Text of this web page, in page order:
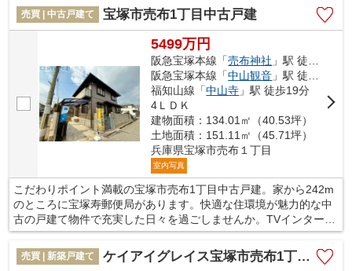
社では豊富な不動産情報をご用意して、お客様をお待ちしており
ます。皆様がより良い暮らしを送れるような不動産を紹介いたし
ますので、ぜひご利用ください。
売買 | 中古戸建て 宝塚市売布1丁目中古戸建
5499万円
阪急宝塚本線「売布神社 」駅 徒歩7分
阪急宝塚本線「中山観音 」駅 徒歩14分
福知山線「中山寺 」駅 徒歩19分
4ＬＤＫ
建物面積：134.01㎡（40.53坪）
土地面積：151.11㎡（45.71坪）
兵庫県宝塚市売布１丁目
室内写真
こだわりポイント満載の宝塚市売布1丁目中古戸建。家から242m
のところに宝塚寿郵便局があります。快適な住環境が魅力的な中
古の戸建て物件で充実した日々を過ごしませんか。TVインターホ
ン付きなので、女性の方も安心です。毎日の生活が充実できるよ
う、お客様の住まい探しをお手伝いいたします。こだわりのエリ
アや条件などございましたら、お気軽に当社へお問い合わせ下さ
売買 | 新築戸建て ケイアイグレイス宝塚市売布1丁目1期